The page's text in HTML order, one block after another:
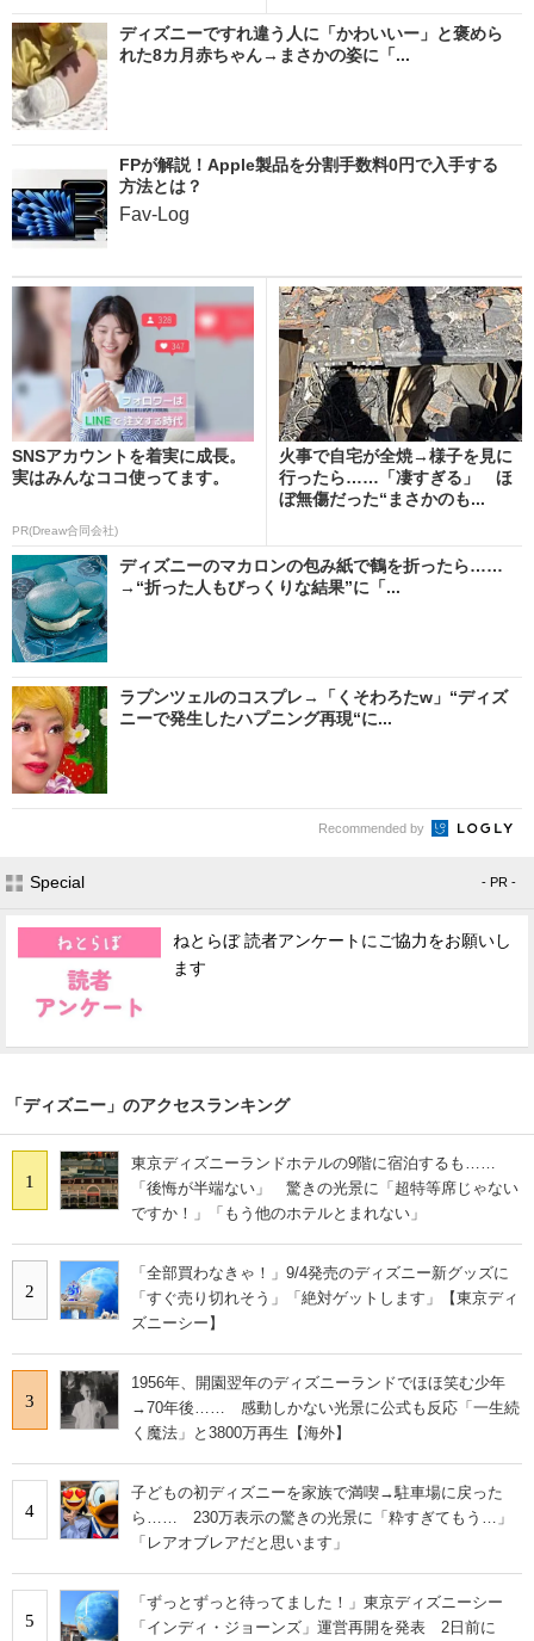
ディズニーですれ違う人に「かわいいー」と褒めら
れた8カ月赤ちゃん→まさかの姿に「...
FPが解説！Apple製品を分割手数料0円で入手する
方法とは？
Fav-Log
SNSアカウントを着実に成長。
実はみんなココ使ってます。
PR(Dreaw合同会社)
火事で自宅が全焼→様子を見に
行ったら……「凄すぎる」 ほ
ぼ無傷だった“まさかのも...
ディズニーのマカロンの包み紙で鶴を折ったら……
→“折った人もびっくりな結果”に「...
ラプンツェルのコスプレ→「くそわろたw」“ディズ
ニーで発生したハプニング再現“に...
Recommended by
Special - PR -
ねとらぼ 読者アンケートにご協力をお願いし
ます
「ディズニー」のアクセスランキング
1
東京ディズニーランドホテルの9階に宿泊するも……
「後悔が半端ない」 驚きの光景に「超特等席じゃない
ですか！」「もう他のホテルとまれない」
2
「全部買わなきゃ！」9/4発売のディズニー新グッズに
「すぐ売り切れそう」「絶対ゲットします」【東京ディ
ズニーシー】
3
1956年、開園翌年のディズニーランドでほほ笑む少年
→70年後…… 感動しかない光景に公式も反応「一生続
く魔法」と3800万再生【海外】
4
子どもの初ディズニーを家族で満喫→駐車場に戻った
ら…… 230万表示の驚きの光景に「粋すぎてもう…」
「レアオブレアだと思います」
5
「ずっとずっと待ってました！」東京ディズニーシー
「インディ・ジョーンズ」運営再開を発表 2日前に